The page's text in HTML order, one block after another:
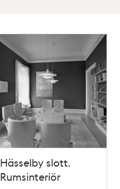
Hässelby slott.
Rumsinteriör